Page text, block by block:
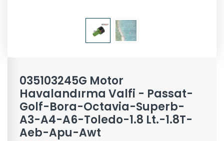
035103245G Motor
Havalandırma Valfi - Passat-
Golf-Bora-Octavia-Superb-
A3-A4-A6-Toledo-1.8 Lt.-1.8T-
Aeb-Apu-Awt